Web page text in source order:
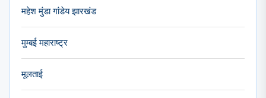
महेश मुंडा गांडेय झारखंड
मुम्बई महाराष्ट्र
मूलताई